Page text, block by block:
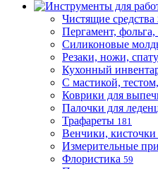
Чистящие средства
Пергамент, фольга,
Силиконовые
Резаки, ножи,
Кухонный
С мастикой,
Коврики для
Палочки для
Трафареты 181
Венчики, кисточки
Измерительные
Флористика 59